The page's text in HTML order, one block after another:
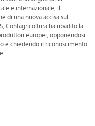
e internazionale, il
di una nuova accisa sul
Confagricoltura ha ribadito la
europei, opponendosi
e chiedendo il riconoscimento